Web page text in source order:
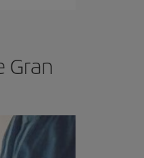
Gran